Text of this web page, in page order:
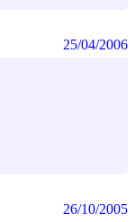
25/04/2006
26/10/2005